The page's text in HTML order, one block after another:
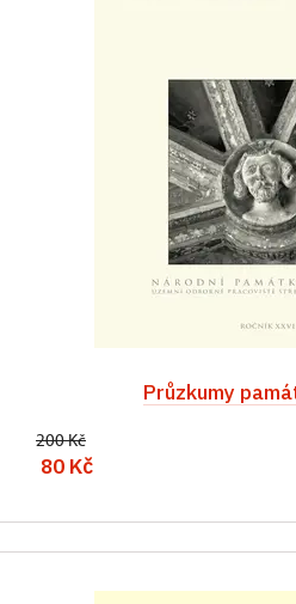
Průzkumy
200 Kč
80 Kč